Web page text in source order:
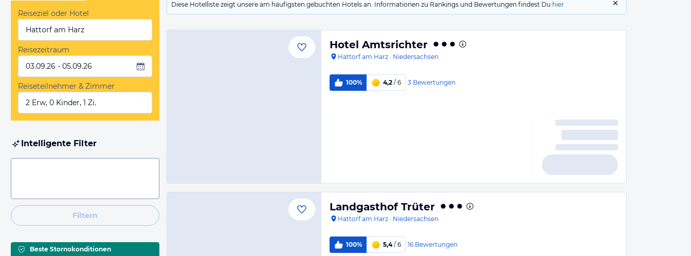
Diese Hotelliste zeigt unsere am häufigsten gebuchten Hotels an. Informationen zu Rankings und Bewertungen findest Du hier
Reiseziel oder Hotel
Hattorf am Harz
Reisezeitraum
03.09.26 - 05.09.26
Reiseteilnehmer & Zimmer
2 Erw, 0 Kinder, 1 Zi.
Intelligente Filter
Filtern
Beste Stornokonditionen
Hotel Amtsrichter
Hattorf am Harz · Niedersachsen
100% 4,2 / 6 3 Bewertungen
Landgasthof Trüter
Hattorf am Harz · Niedersachsen
100% 5,4/ 6 16 Bewertungen